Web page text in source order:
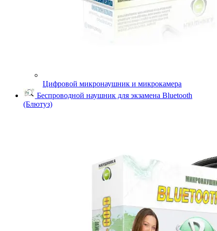
Цифровой микронаушник и микрокамера
Беспроводной наушник для экзамена Bluetooth
(Блютуз)